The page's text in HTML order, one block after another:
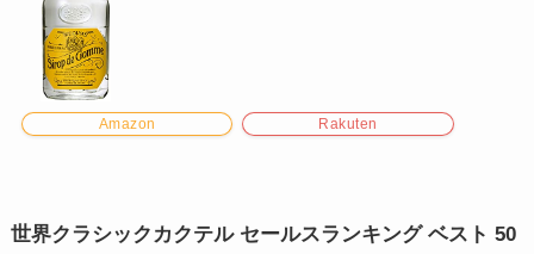
Amazon Rakuten
世界クラシックカクテル セールスランキング ベスト 50